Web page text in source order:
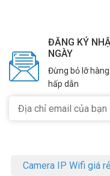
ĐĂNG KÝ
NGÀY
Đừng bỏ lỡ
hấp dẫn
Camera IP Wifi giá rẻ